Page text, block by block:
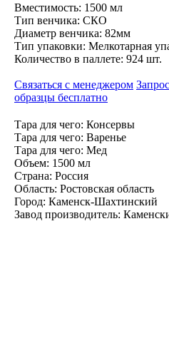
Вместимость: 1500 мл
Тип венчика: СКО
Диаметр венчика: 82мм
Тип упаковки: Мелкотарная
Количество в паллете: 924 шт.
Связаться с менеджером
образцы бесплатно
Тара для чего: Консервы
Тара для чего: Варенье
Тара для чего: Мед
Объем: 1500 мл
Страна: Россия
Область: Ростовская область
Город: Каменск-Шахтинский
Завод производитель: